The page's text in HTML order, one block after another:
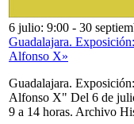
6 julio: 9:00 - 30
Guadalajara.
Alfonso X»
Guadalajara.
Alfonso X" Del 6 de
9 a 14 horas. Archivo